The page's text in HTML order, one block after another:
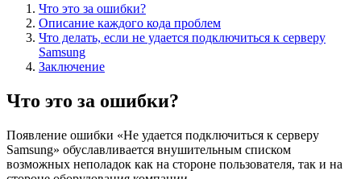
Что это за ошибки?
Описание каждого кода проблем
Что делать, если не удается подключиться к серверу
Samsung
Заключение
Что это за ошибки?
Появление ошибки «Не удается подключиться к серверу
Samsung» обуславливается внушительным списком
возможных неполадок как на стороне пользователя, так и на